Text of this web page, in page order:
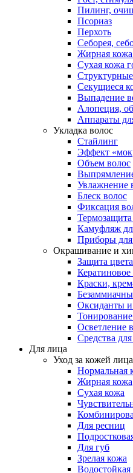
Пилинг,
Псориаз
Перхоть
Себорея,
Жирная
Сухая кожа
Секущиеся
Выпадение
Алопеция,
Аппараты
Укладка волос
Стайлинг
Эффект
Объем волос
Увлажнение
Блеск волос
Фиксация
Камуфляж
Приборы
Окрашивание и
Защита
Кератиновое
Краски,
Оксиданты и
Осветление
Средства
Для лица
Уход за кожей лица
Нормальная
Жирная кожа
Сухая кожа
Для ресниц
Для губ
Зрелая кожа
Водостойкая